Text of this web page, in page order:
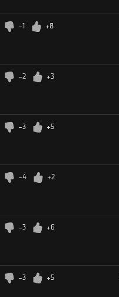
+8
-1
+3
-2
+5
-3
+2
-4
+6
-3
+5
-3